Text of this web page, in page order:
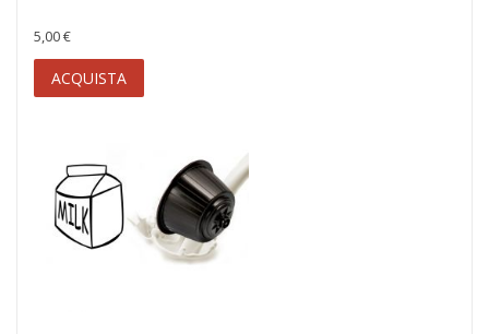
5,00 €
ACQUISTA